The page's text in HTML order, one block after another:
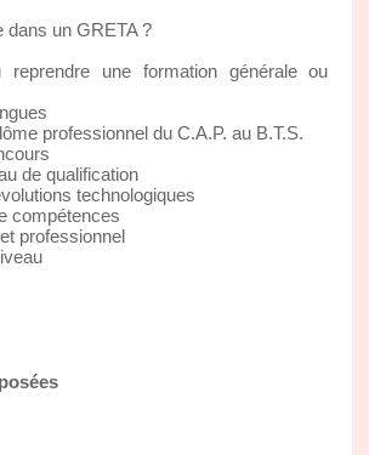
dans un GRETA ?
une formation générale ou
professionnel du C.A.P. au B.T.S.
de qualification
technologiques
compétences
professionnel